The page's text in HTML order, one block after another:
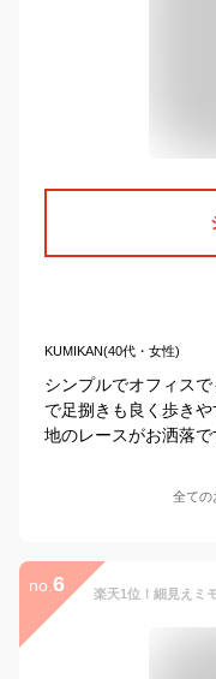
KUMIKAN(40代・女性)
シンプルでオフィス
で足捌きも良く歩き
地のレースがお洒落で
全ての
no. 6